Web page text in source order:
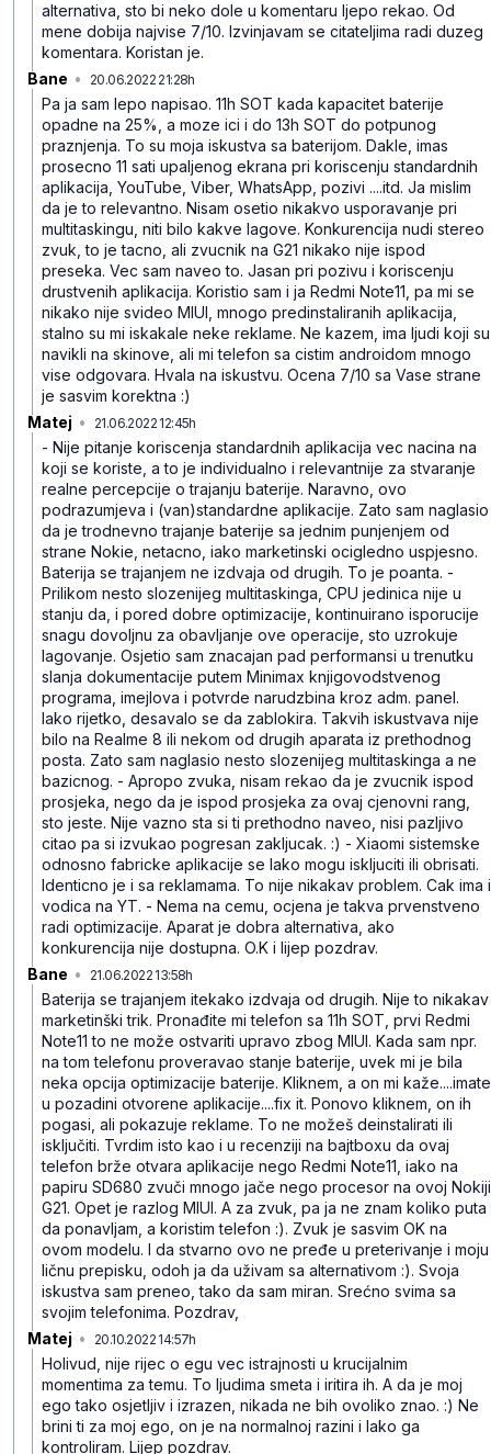
alternativa, sto bi neko dole u komentaru ljepo rekao. Od
mene dobija najvise 7/10. Izvinjavam se citateljima radi duzeg
komentara. Koristan je.
Bane • 20.06.2022 21:28h
Pa ja sam lepo napisao. 11h SOT kada kapacitet baterije
opadne na 25%, a moze ici i do 13h SOT do potpunog
praznjenja. To su moja iskustva sa baterijom. Dakle, imas
prosecno 11 sati upaljenog ekrana pri koriscenju standardnih
aplikacija, YouTube, Viber, WhatsApp, pozivi ....itd. Ja mislim
da je to relevantno. Nisam osetio nikakvo usporavanje pri
multitaskingu, niti bilo kakve lagove. Konkurencija nudi stereo
zvuk, to je tacno, ali zvucnik na G21 nikako nije ispod
preseka. Vec sam naveo to. Jasan pri pozivu i koriscenju
drustvenih aplikacija. Koristio sam i ja Redmi Note11, pa mi se
nikako nije svideo MIUI, mnogo predinstaliranih aplikacija,
stalno su mi iskakale neke reklame. Ne kazem, ima ljudi koji su
navikli na skinove, ali mi telefon sa cistim androidom mnogo
vise odgovara. Hvala na iskustvu. Ocena 7/10 sa Vase strane
je sasvim korektna :)
Matej • 21.06.2022 12:45h
- Nije pitanje koriscenja standardnih aplikacija vec nacina na
koji se koriste, a to je individualno i relevantnije za stvaranje
realne percepcije o trajanju baterije. Naravno, ovo
podrazumjeva i (van)standardne aplikacije. Zato sam naglasio
da je trodnevno trajanje baterije sa jednim punjenjem od
strane Nokie, netacno, iako marketinski ocigledno uspjesno.
Baterija se trajanjem ne izdvaja od drugih. To je poanta. -
Prilikom nesto slozenijeg multitaskinga, CPU jedinica nije u
stanju da, i pored dobre optimizacije, kontinuirano isporucije
snagu dovoljnu za obavljanje ove operacije, sto uzrokuje
lagovanje. Osjetio sam znacajan pad performansi u trenutku
slanja dokumentacije putem Minimax knjigovodstvenog
programa, imejlova i potvrde narudzbina kroz adm. panel.
Iako rijetko, desavalo se da zablokira. Takvih iskustvava nije
bilo na Realme 8 ili nekom od drugih aparata iz prethodnog
posta. Zato sam naglasio nesto slozenijeg multitaskinga a ne
bazicnog. - Apropo zvuka, nisam rekao da je zvucnik ispod
prosjeka, nego da je ispod prosjeka za ovaj cjenovni rang,
sto jeste. Nije vazno sta si ti prethodno naveo, nisi pazljivo
citao pa si izvukao pogresan zakljucak. :) - Xiaomi sistemske
odnosno fabricke aplikacije se lako mogu iskljuciti ili obrisati.
Identicno je i sa reklamama. To nije nikakav problem. Cak ima i
vodica na YT. - Nema na cemu, ocjena je takva prvenstveno
radi optimizacije. Aparat je dobra alternativa, ako
konkurencija nije dostupna. O.K i lijep pozdrav.
Bane • 21.06.2022 13:58h
Baterija se trajanjem itekako izdvaja od drugih. Nije to nikakav
marketinški trik. Pronađite mi telefon sa 11h SOT, prvi Redmi
Note11 to ne može ostvariti upravo zbog MIUI. Kada sam npr.
na tom telefonu proveravao stanje baterije, uvek mi je bila
neka opcija optimizacije baterije. Kliknem, a on mi kaže....imate
u pozadini otvorene aplikacije....fix it. Ponovo kliknem, on ih
pogasi, ali pokazuje reklame. To ne možeš deinstalirati ili
isključiti. Tvrdim isto kao i u recenziji na bajtboxu da ovaj
telefon brže otvara aplikacije nego Redmi Note11, iako na
papiru SD680 zvuči mnogo jače nego procesor na ovoj Nokiji
G21. Opet je razlog MIUI. A za zvuk, pa ja ne znam koliko puta
da ponavljam, a koristim telefon :). Zvuk je sasvim OK na
ovom modelu. I da stvarno ovo ne pređe u preterivanje i moju
ličnu prepisku, odoh ja da uživam sa alternativom :). Svoja
iskustva sam preneo, tako da sam miran. Srećno svima sa
svojim telefonima. Pozdrav,
Matej • 20.10.2022 14:57h
Holivud, nije rijec o egu vec istrajnosti u krucijalnim
momentima za temu. To ljudima smeta i iritira ih. A da je moj
ego tako osjetljiv i izrazen, nikada ne bih ovoliko znao. :) Ne
brini ti za moj ego, on je na normalnoj razini i lako ga
kontroliram. Lijep pozdrav.